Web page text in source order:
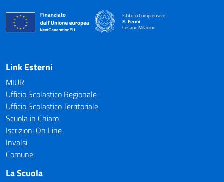
Istituto Comprensivo
E. Fermi
Cusano Milanino
Link Esterni
MIUR
Ufficio Scolastico Regionale
Ufficio Scolastico Territoriale
Scuola in Chiaro
Iscrizioni On Line
Invalsi
Comune
La Scuola